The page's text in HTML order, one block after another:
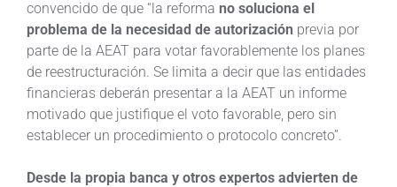
convencido de que “la reforma no soluciona el
problema de la necesidad de autorización previa por
parte de la AEAT para votar favorablemente los planes
de reestructuración. Se limita a decir que las entidades
financieras deberán presentar a la AEAT un informe
motivado que justifique el voto favorable, pero sin
establecer un procedimiento o protocolo concreto”.
Desde la propia banca y otros expertos advierten de